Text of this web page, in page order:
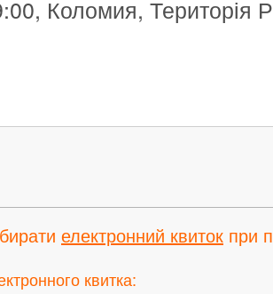
Коломия, Територія
електронний квиток при
квитка: